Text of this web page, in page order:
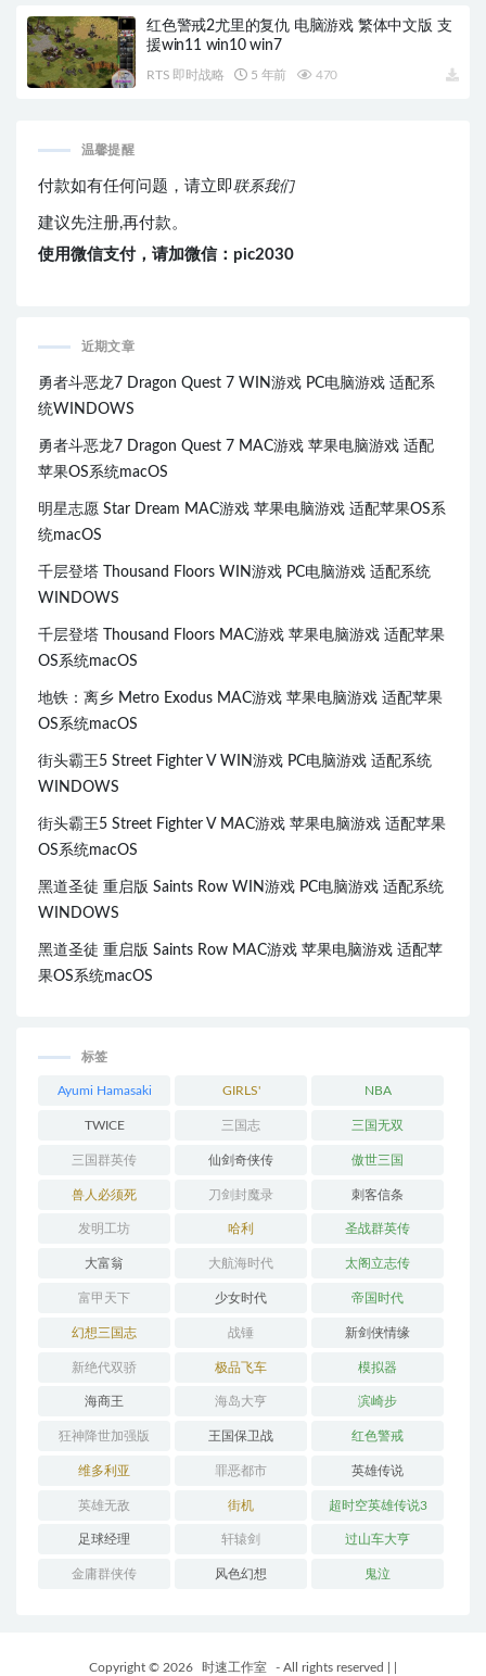
红色警戒2尤里的复仇 电脑游戏 繁体中文版 支
援win11 win10 win7
RTS 即时战略 5 年前 470
温馨提醒
付款如有任何问题，请立即联系我们
建议先注册,再付款。
使用微信支付，请加微信：pic2030
近期文章
勇者斗恶龙7 Dragon Quest 7 WIN游戏 PC电脑游戏 适配系
统WINDOWS
勇者斗恶龙7 Dragon Quest 7 MAC游戏 苹果电脑游戏 适配
苹果OS系统macOS
明星志愿 Star Dream MAC游戏 苹果电脑游戏 适配苹果OS系
统macOS
千层登塔 Thousand Floors WIN游戏 PC电脑游戏 适配系统
WINDOWS
千层登塔 Thousand Floors MAC游戏 苹果电脑游戏 适配苹果
OS系统macOS
地铁：离乡 Metro Exodus MAC游戏 苹果电脑游戏 适配苹果
OS系统macOS
街头霸王5 Street Fighter V WIN游戏 PC电脑游戏 适配系统
WINDOWS
街头霸王5 Street Fighter V MAC游戏 苹果电脑游戏 适配苹果
OS系统macOS
黑道圣徒 重启版 Saints Row WIN游戏 PC电脑游戏 适配系统
WINDOWS
黑道圣徒 重启版 Saints Row MAC游戏 苹果电脑游戏 适配苹
果OS系统macOS
标签
Ayumi Hamasaki GIRLS'
GENERATION
NBA
TWICE 三国志 三国无双
三国群英传 仙剑奇侠传 傲世三国
兽人必须死 刀剑封魔录 刺客信条
发明工坊 哈利 圣战群英传
大富翁 大航海时代 太阁立志传
富甲天下 少女时代 帝国时代
幻想三国志 战锤 新剑侠情缘
新绝代双骄 极品飞车 模拟器
海商王 海岛大亨 滨崎步
狂神降世加强版 王国保卫战 红色警戒
维多利亚 罪恶都市 英雄传说
英雄无敌 街机 超时空英雄传说3
足球经理 轩辕剑 过山车大亨
金庸群侠传 风色幻想 鬼泣
Copyright © 2026 时速工作室 - All rights reserved